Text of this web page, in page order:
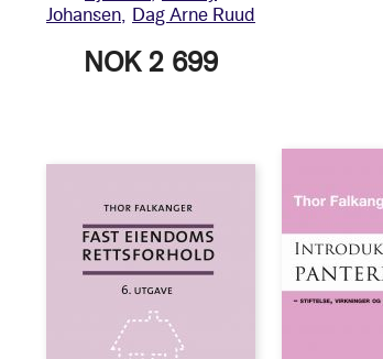
Johansen Dag Arne Ruud
NOK 2 699